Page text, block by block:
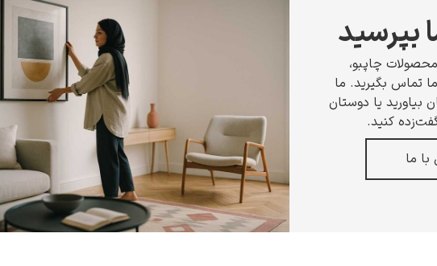
بپرسید
چاپبو،
تماس بگیرید. ما
بیاورید یا دوستان
کنید.
ما